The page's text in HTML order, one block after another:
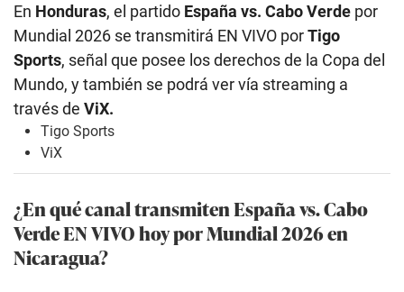
En Honduras, el partido España vs. Cabo Verde por
Mundial 2026 se transmitirá EN VIVO porTigo
Sports, señal que posee los derechos de la Copa del
Mundo, y también se podrá ver vía streaming a
través de ViX.
Tigo Sports
ViX
¿En qué canal transmiten España vs. Cabo
Verde EN VIVO hoy por Mundial 2026 en
Nicaragua?